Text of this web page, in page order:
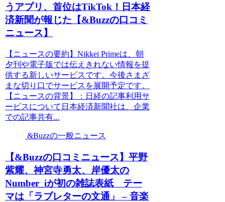
うアプリ、首位はTikTok！日本経
済新聞が報じた【&Buzzの口コミ
ニュース】
【ニュースの要約】Nikkei Primeは、朝
夕刊や電子版では伝えきれない情報を提
供する新しいサービスです。今後さまざ
まな切り口でサービスを展開予定です。
【ニュースの背景】：日経の記事利用サ
ービスについて日本経済新聞社は、企業
での記事共有...
&Buzzの一般ニュース
【&Buzzの口コミニュース】平野
紫耀、神宮寺勇太、岸優太の
Number_iが初の雑誌表紙 テー
マは「ラブレターの文通」 – 音楽